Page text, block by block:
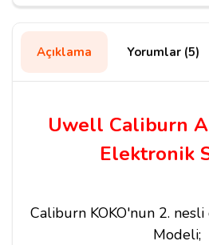
Açıklama Yorumlar (5)
Uwell Caliburn
Elektronik
Caliburn KOKO'nun 2.
Modeli;